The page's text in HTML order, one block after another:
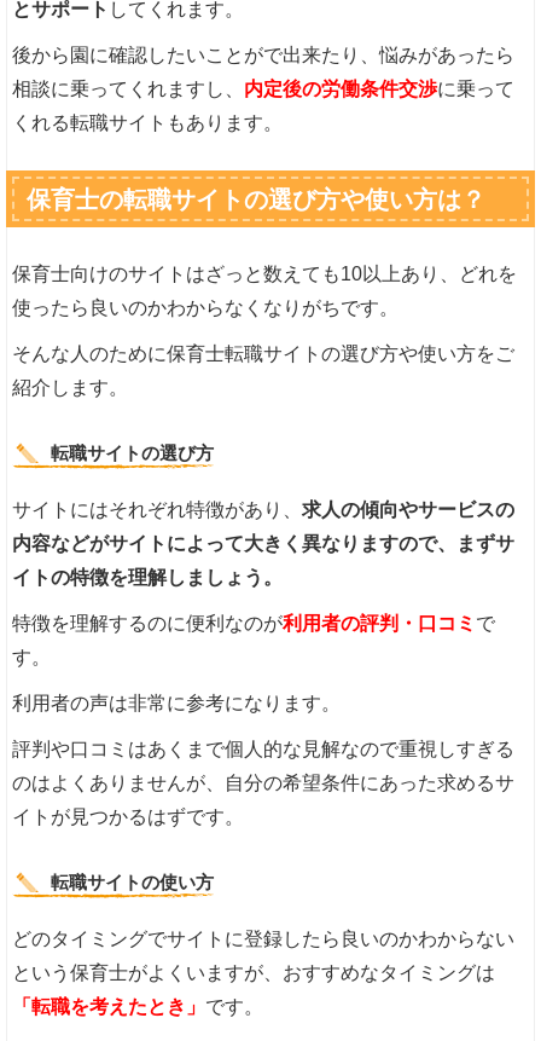
とサポート してくれます。
後から園に確認したいことがで出来たり、悩みがあったら
相談に乗ってくれますし、 内定後の労働条件交渉に乗って
くれる転職サイトもあります。
保育士の転職サイトの選び方や使い方は？
保育士向けのサイトはざっと数えても10以上あり、どれを
使ったら良いのかわからなくなりがちです。
そんな人のために保育士転職サイトの選び方や使い方をご
紹介します。
転職サイトの選び方
サイトにはそれぞれ特徴があり、求人の傾向やサービスの
内容などがサイトによって大きく異なりますので、まずサ
イトの特徴を理解しましょう。
特徴を理解するのに便利なのが利用者の評判・口コミ で
す。
利用者の声は非常に参考になります。
評判や口コミはあくまで個人的な見解なので重視しすぎる
のはよくありませんが、自分の希望条件にあった求めるサ
イトが見つかるはずです。
転職サイトの使い方
どのタイミングでサイトに登録したら良いのかわからない
という保育士がよくいますが、おすすめなタイミングは
「転職を考えたとき」 です。